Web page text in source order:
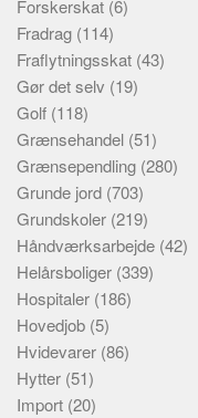
Forskerskat (6)
Fradrag (114)
Fraflytningsskat (43)
Gør det selv (19)
Golf (118)
Grænsehandel (51)
Grænsependling (280)
Grunde jord (703)
Grundskoler (219)
Håndværksarbejde (42)
Helårsboliger (339)
Hospitaler (186)
Hovedjob (5)
Hvidevarer (86)
Hytter (51)
Import (20)